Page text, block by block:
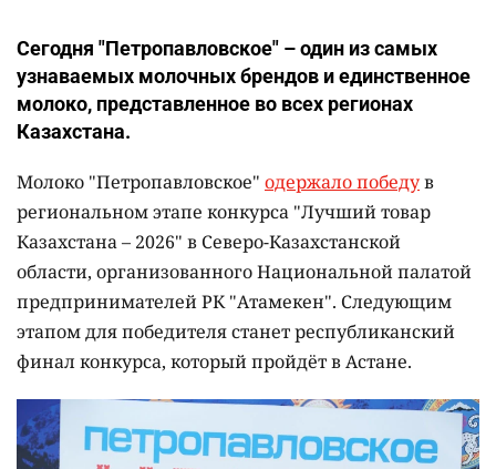
Сегодня "Петропавловское" – один из самых
узнаваемых молочных брендов и единственное
молоко, представленное во всех регионах
Казахстана.
Молоко "Петропавловское" одержало победув
региональном этапе конкурса "Лучший товар
Казахстана – 2026" в Северо-Казахстанской
области, организованного Национальной палатой
предпринимателей РК "Атамекен". Следующим
этапом для победителя станет республиканский
финал конкурса, который пройдёт в Астане.